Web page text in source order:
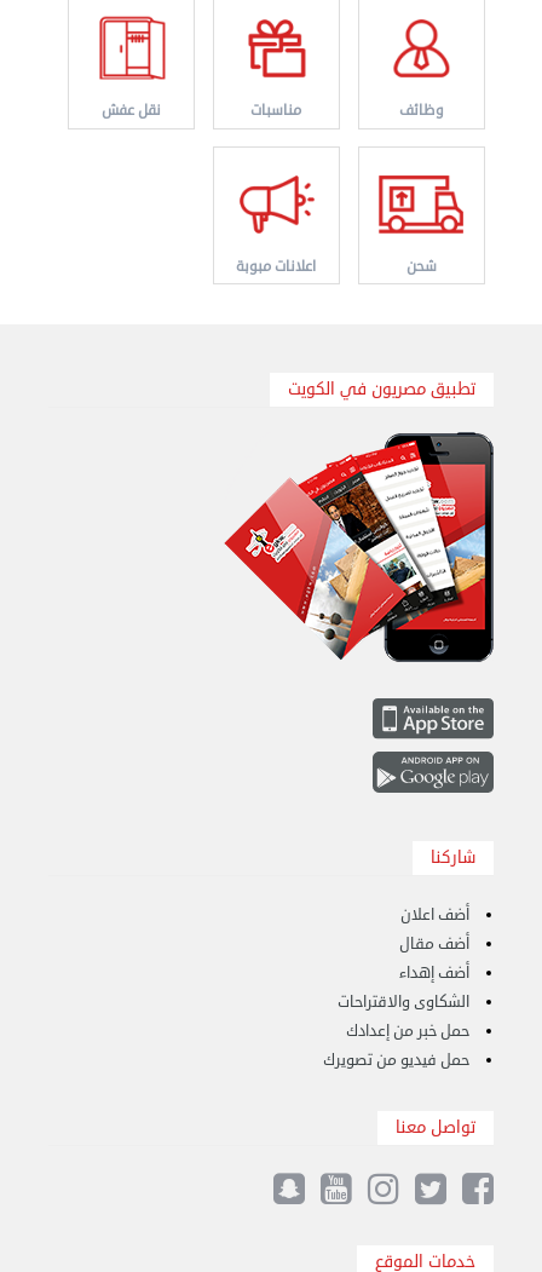
نقل عفش الكويت 50767633 هاف لوري نقل أغراض ...
الأربعاء 28 أغسطس 2024 12:25 م
نقل عفش الكويت 50636444 فك وتركيب ايكيا محلي ...
الإثنين 26 أغسطس 2024 11:31 ص
هاف لوري قط أغراض واثاث للمحرقة 65007374 في ...
الأحد 24 سبتمبر 2023 11:10 ص
وظائف مناسبات نقل عفش
شحن اعلانات مبوبة
تطبيق مصريون في الكويت
شاركنا
أضف اعلان
أضف مقال
أضف إهداء
الشكاوى والاقتراحات
حمل خبر من إعدادك
حمل فيديو من تصويرك
تواصل معنا
خدمات الموقع